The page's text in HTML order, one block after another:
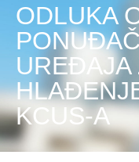
ODLUKA
UREĐAJA
KCUS-A